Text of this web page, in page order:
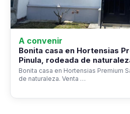
A convenir
Bonita casa en Hortensias
Pinula, rodeada de
Bonita casa en Hortensias Premium
de naturaleza. Venta …